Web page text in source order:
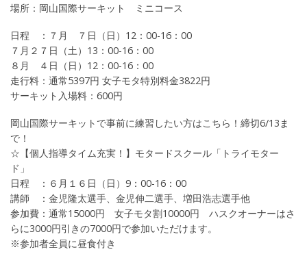
場所：岡山国際サーキット ミニコース
日程 ：７月 ７日（日）12：00-16：00
７月２７日（土）13：00-16：00
８月 ４日（日）12：00-16：00
走行料：通常5397円 女子モタ特別料金3822円
サーキット入場料：600円
岡山国際サーキットで事前に練習したい方はこちら！締切6/13ま
で！
☆【個人指導タイム充実！】モタードスクール「トライモター
ド」
日程 ：６月１６日（日）9：00-16：00
講師 ：金児隆太選手、金児伸二選手、増田浩志選手他
参加費：通常15000円 女子モタ割10000円 ハスクオーナーはさ
らに3000円引きの7000円で参加いただけます。
※参加者全員に昼食付き